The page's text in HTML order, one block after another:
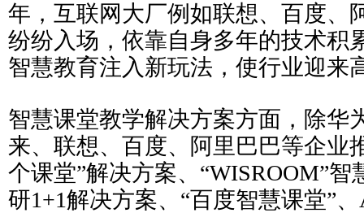
年，互联网大厂例如联想、百度、
纷纷入场，依靠自身多年的技术积
智慧教育注入新玩法，使行业迎来
智慧课堂教学解决方案方面，除华
来、联想、百度、阿里巴巴等企业
个课堂”解决方案、“WISROOM”
研1+1解决方案、“百度智慧课堂”